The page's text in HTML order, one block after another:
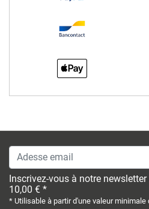
Adesse email
Inscrivez-vous à notre
10,00 € *
* Utilisable à partir d'une valeur minimale